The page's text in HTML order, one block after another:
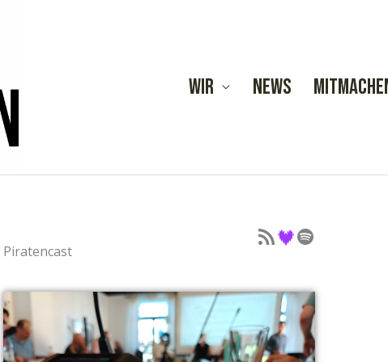
Wir News
Piratencast
Podcast als Feed Podcast auf Deezer Podcast auf Spotify